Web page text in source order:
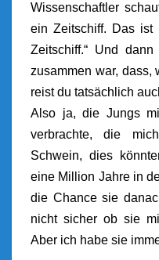
Wissenschaftler
ein Zeitschiff. Das ist
Zeitschiff.“ Und
zusammen war, dass,
reist du tatsächlich
Also ja, die Jungs
verbrachte, die
Schwein, dies
eine Million Jahre in
die Chance sie
nicht sicher ob sie
Aber ich habe sie